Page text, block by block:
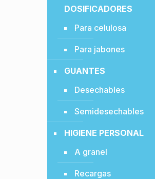
DOSIFICADORES
Para celulosa
Para jabones
GUANTES
Desechables
Semidesechables
HIGIENE PERSONAL
A granel
Recargas